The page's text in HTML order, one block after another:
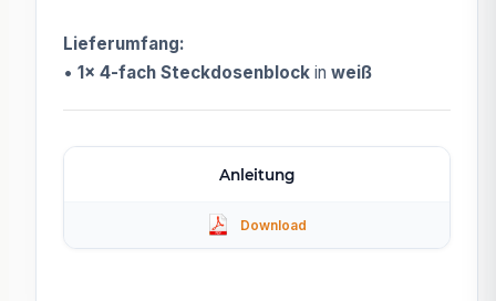
Lieferumfang:
• 1x 4-fach Steckdosenblock in weiß
Anleitung